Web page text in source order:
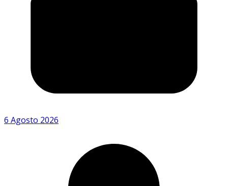
6 Agosto 2026